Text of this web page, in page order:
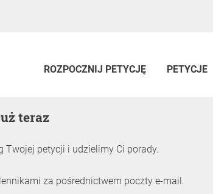
ROZPOCZNIJ PETYCJĘ PETYCJE
teraz
Twojej petycji i udzielimy Ci porady.
za pośrednictwem poczty e-mail.